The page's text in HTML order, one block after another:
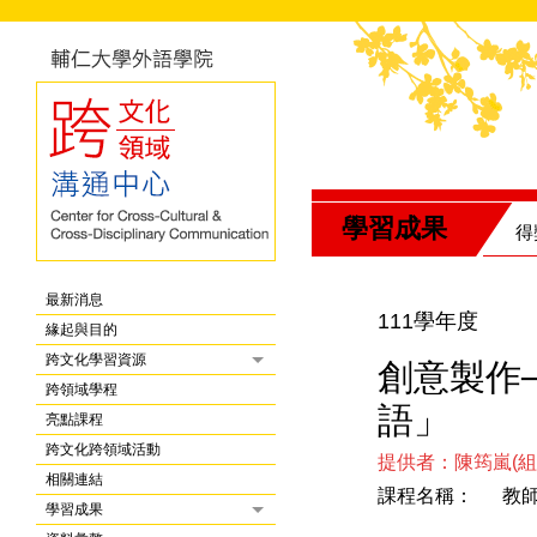
最新消息
緣起與目的
跨文化學習資源
跨領域學程
亮點課程
跨文化跨領域活動
相關連結
學習成果
學習成果 得
111學年度
創意製
語」
提供者：陳筠嵐(
課程名稱： 教